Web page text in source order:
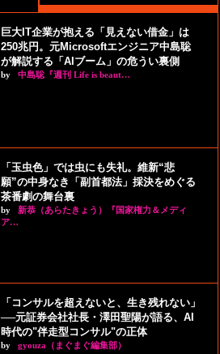
巨大IT企業が抱える「見えない借金」は
250兆円。元Microsoftエンジニア中島聡
が解説する「AIブーム」の危うい裏側
by 中島聡『週刊 Life is beaut…
「玉虫色」では虫にも失礼。維新“悲
願”の中身なき「副首都法」採決をめぐる
茶番劇の舞台裏
by
新恭（あらたきょう）『国家権力＆メディ
ア…
「コンサルを超えないと、生き残れない」
──元証券会社社長・澤田聖陽が語る、AI
時代の"伴走型コンサル"の正体
by gyouza（まぐまぐ編集部）